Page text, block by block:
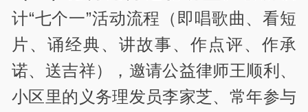
计“七个一”活动流程（即唱歌曲、看短
片、诵经典、讲故事、作点评、作承
诺、送吉祥），邀请公益律师王顺利、
小区里的义务理发员李家芝、常年参与